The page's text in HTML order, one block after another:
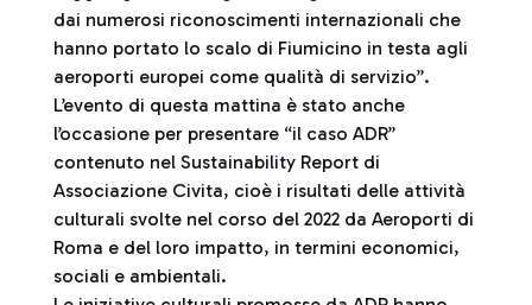
dai numerosi riconoscimenti internazionali che
hanno portato lo scalo di Fiumicino in testa agli
aeroporti europei come qualità di servizio”.
L’evento di questa mattina è stato anche
l’occasione per presentare “il caso ADR”
contenuto nel Sustainability Report di
Associazione Civita, cioè i risultati delle attività
culturali svolte nel corso del 2022 da Aeroporti di
Roma e del loro impatto, in termini economici,
sociali e ambientali.